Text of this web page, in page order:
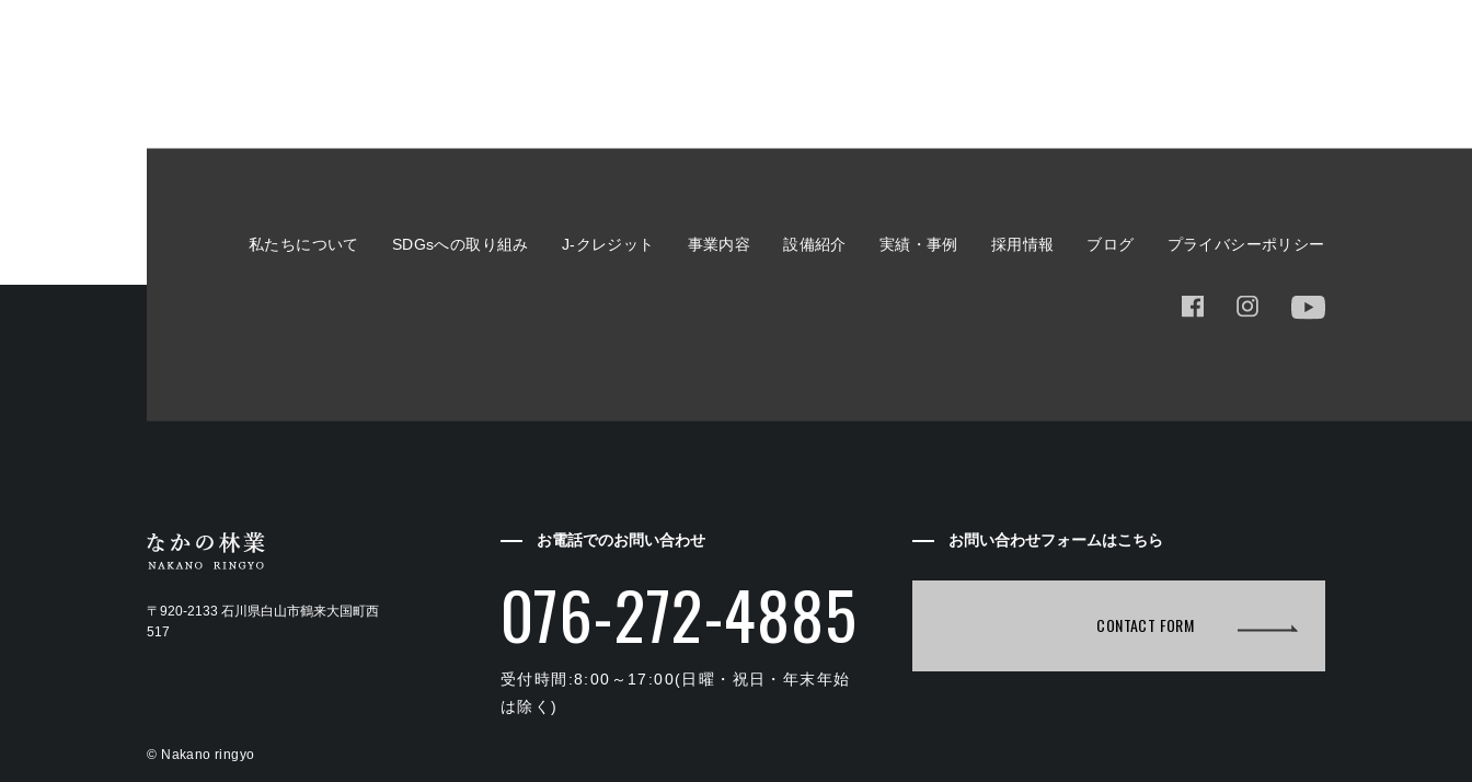
私たちについて SDGsへの取り組み J-クレジット 事業内容 設備紹介 実績・事例 採用情報 ブログ プライバシーポリシー
〒920-2133 石川県白山市鶴来大国町西
517
お電話でのお問い合わせ
076-272-4885
受付時間:8:00～17:00(日曜・祝日・年末年始
は除く)
お問い合わせフォームはこちら
CONTACT FORM
© Nakano ringyo